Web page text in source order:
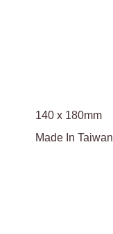
140 x 180mm
Made In Taiwan